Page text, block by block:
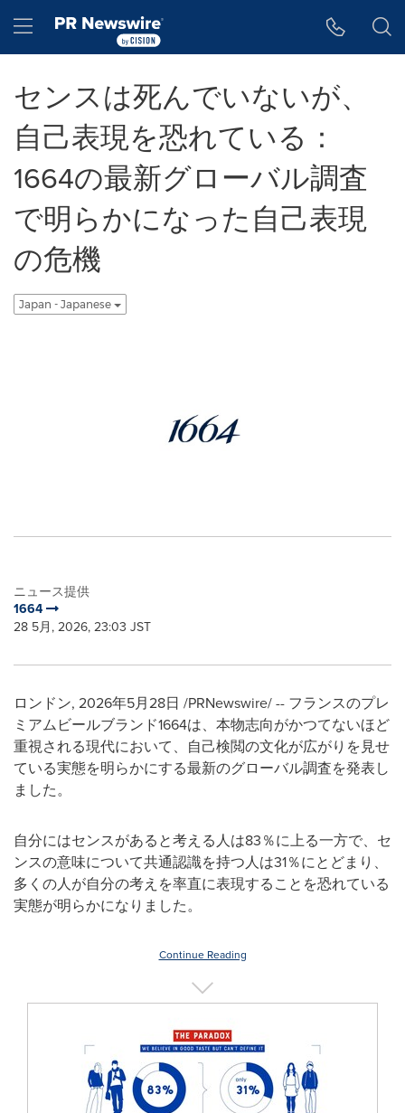
Hamburger menu
センスは死んでいないが、
自己表現を恐れている：
1664の最新グローバル調査
で明らかになった自己表現
の危機
Japan - Japanese
ニュース提供
1664
28 5月, 2026, 23:03 JST
ロンドン, 2026年5月28日 /PRNewswire/ -- フランスのプレ
ミアムビールブランド1664は、本物志向がかつてないほど
重視される現代において、自己検閲の文化が広がりを見せ
ている実態を明らかにする最新のグローバル調査を発表し
ました。
自分にはセンスがあると考える人は83％に上る一方で、セ
ンスの意味について共通認識を持つ人は31％にとどまり、
多くの人が自分の考えを率直に表現することを恐れている
実態が明らかになりました。
Continue Reading